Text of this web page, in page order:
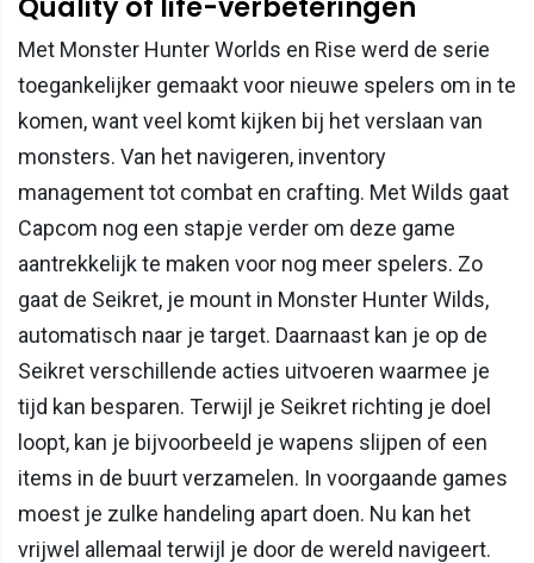
Met Monster Hunter Worlds en Rise werd de serie
toegankelijker gemaakt voor nieuwe spelers om in te
komen, want veel komt kijken bij het verslaan van
monsters. Van het navigeren, inventory
management tot combat en crafting. Met Wilds gaat
Capcom nog een stapje verder om deze game
aantrekkelijk te maken voor nog meer spelers. Zo
gaat de Seikret, je mount in Monster Hunter Wilds,
automatisch naar je target. Daarnaast kan je op de
Seikret verschillende acties uitvoeren waarmee je
tijd kan besparen. Terwijl je Seikret richting je doel
loopt, kan je bijvoorbeeld je wapens slijpen of een
items in de buurt verzamelen. In voorgaande games
moest je zulke handeling apart doen. Nu kan het
vrijwel allemaal terwijl je door de wereld navigeert.